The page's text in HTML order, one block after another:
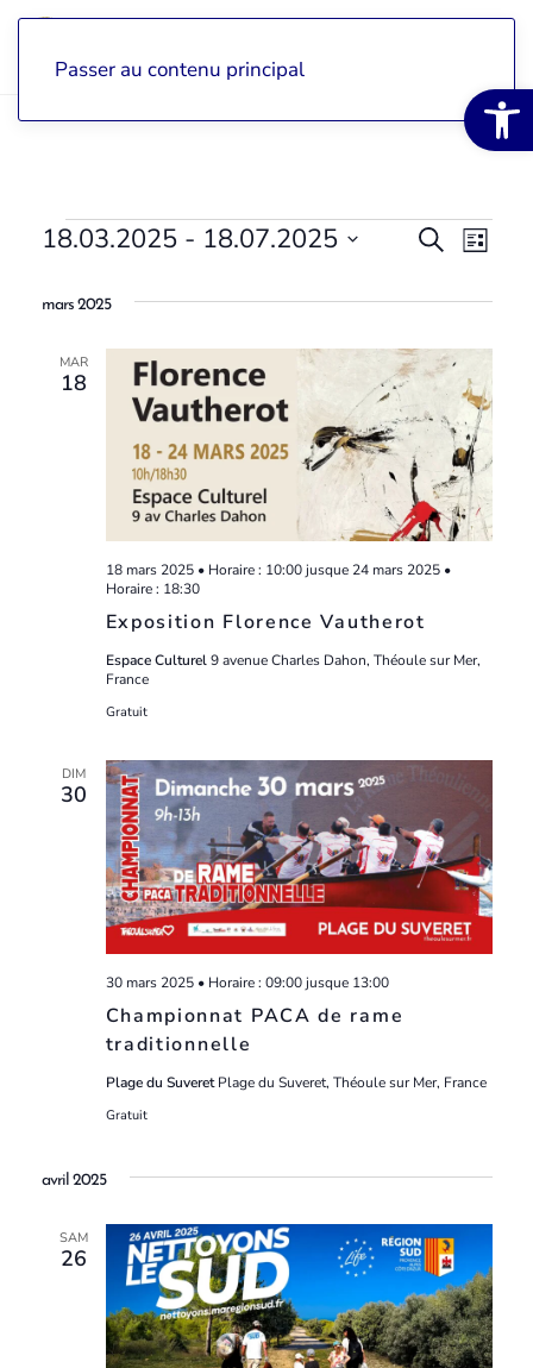
Ouvrir
Passer au contenu principal
Évènements
de
vues
Recherche
Liste
18.03.2025 - 18.07.2025
une
mars 2025
MAR
18
Exposition Florence Vautherot
18 mars 2025 • Horaire : 10:00jusque 24 mars 2025 •
Horaire : 18:30
Espace Culturel9 avenue Charles Dahon, Théoule sur Mer,
France
Gratuit
DIM
30
Championnat PACA de rame
traditionnelle
30 mars 2025 • Horaire : 09:00jusque 13:00
Plage du SuveretPlage du Suveret, Théoule sur Mer, France
Gratuit
avril 2025
SAM
26